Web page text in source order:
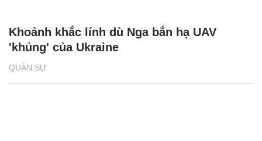
QUÂN SỰ
Khoảnh khắc lính dù Nga bắn hạ UAV
'khủng' của Ukraine